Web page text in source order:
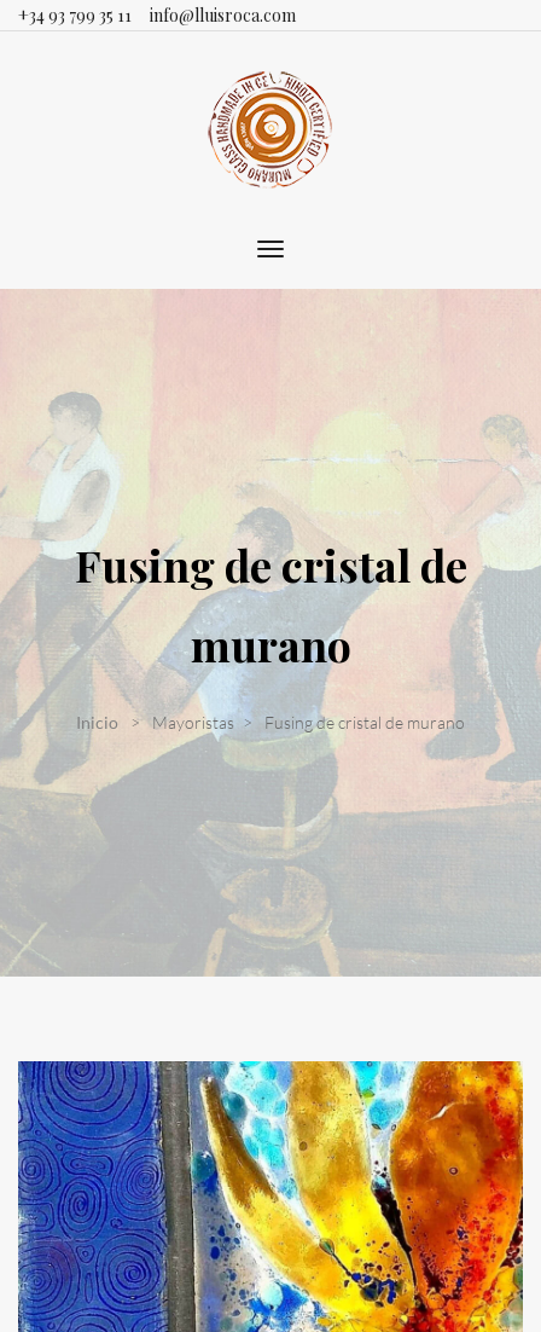
+34 93 799 35 11 info@lluisroca.com
Toggle
main
Fusing de cristal de
murano
Inicio Mayoristas Fusing de cristal de murano